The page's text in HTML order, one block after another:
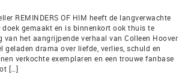
REMINDERS OF HIM heeft de langverwachte
gemaakt en is binnenkort ook thuis te
van het aangrijpende verhaal van Colleen Hoover
geladen drama over liefde, verlies, schuld en
verkochte exemplaren en een trouwe fanbase
[…]